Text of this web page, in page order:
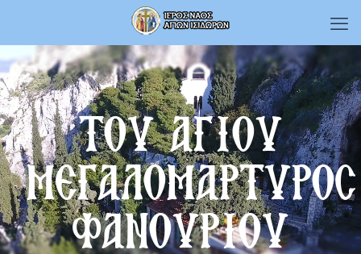
ΤΟΥ ΑΓΙΟΥ
ΜΕΓΑΛΟΜΑΡΤΥΡΟΣ
ΦΑΝΟΥΡΙΟΥ